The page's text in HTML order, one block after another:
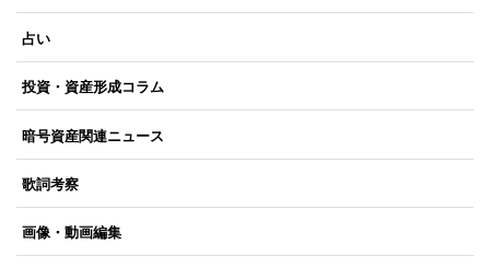
占い
投資・資産形成コラム
暗号資産関連ニュース
歌詞考察
画像・動画編集